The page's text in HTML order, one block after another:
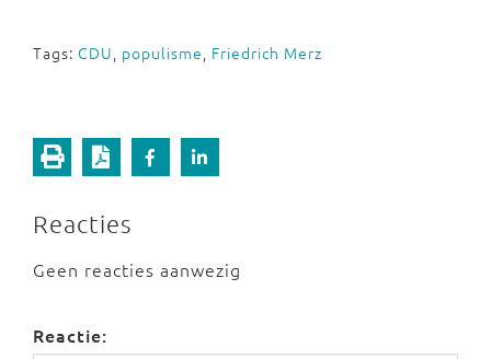
Tags: CDU, populisme, Friedrich Merz
Reacties
Geen reacties aanwezig
Reactie: